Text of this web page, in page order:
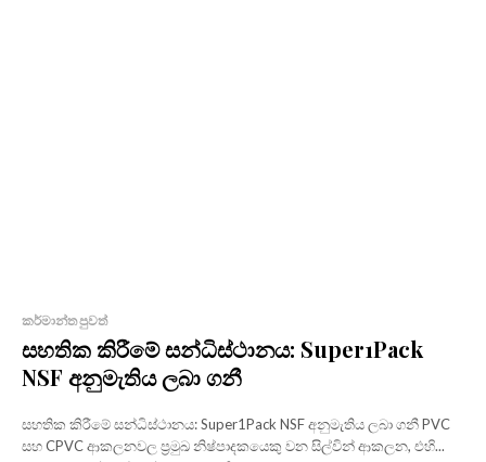
කර්මාන්ත පුවත්
සහතික කිරීමේ සන්ධිස්ථානය: Super1Pack
NSF අනුමැතිය ලබා ගනී
සහතික කිරීමේ සන්ධිස්ථානය: Super1Pack NSF අනුමැතිය ලබා ගනී PVC
සහ CPVC ආකලනවල ප්‍රමුඛ නිෂ්පාදකයෙකු වන සිල්වින් ආකලන, එහි...